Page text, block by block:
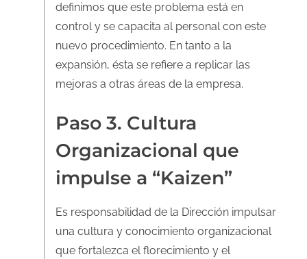
definimos que este problema está en
control y se capacita al personal con este
nuevo procedimiento. En tanto a la
expansión, ésta se refiere a replicar las
mejoras a otras áreas de la empresa.
Paso 3. Cultura
Organizacional que
impulse a “Kaizen”
Es responsabilidad de la Dirección impulsar
una cultura y conocimiento organizacional
que fortalezca el florecimiento y el